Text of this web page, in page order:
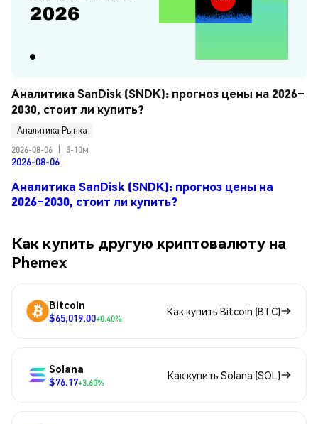
Аналитика SanDisk (SNDK): прогноз цены на 2026–
2030, стоит ли купить?
Аналитика Рынка
2026-08-06
5-10м
2026-08-06
Аналитика SanDisk (SNDK): прогноз цены на
2026–2030, стоит ли купить?
Как купить другую криптовалюту на
Phemex
Bitcoin
$65,019.00+0.40%
Как купить Bitcoin (BTC)
Solana
$76.17+3.60%
Как купить Solana (SOL)